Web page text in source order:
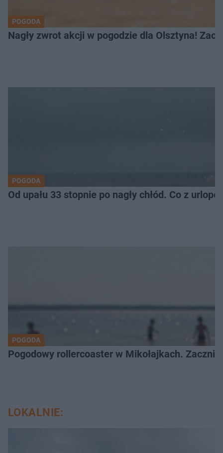
POGODA
Nagły zwrot akcji w pogodzie dla Olsztyna!
POGODA
Od upału 33 stopnie po nagły chłód. Co z
POGODA
Pogodowy rollercoaster w Mikołajkach.
LOKALNIE: